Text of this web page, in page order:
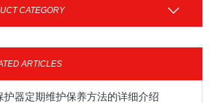
CATEGORY
ARTICLES
护器定期维护保养方法的详细介绍